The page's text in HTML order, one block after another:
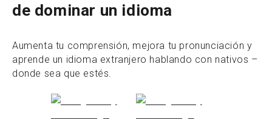
de dominar un idioma
Aumenta tu comprensión, mejora tu pronunciación y
aprende un idioma extranjero hablando con nativos –
donde sea que estés.